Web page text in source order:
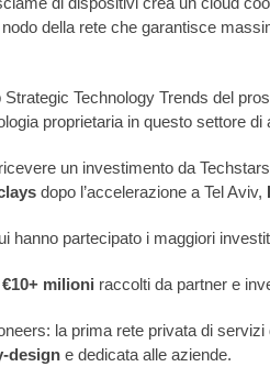
della rete che garantisce
Strategic Technology Trends del
proprietaria in questo settore di
un investimento da
dopo l’accelerazione a Tel Aviv,
hanno partecipato i maggiori
€10+ milioni raccolti da partner e
la prima rete privata di
design e dedicata alle aziende.